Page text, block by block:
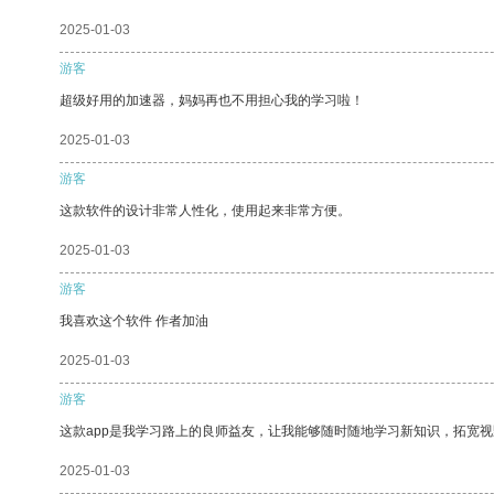
2025-01-03
游客
超级好用的加速器，妈妈再也不用担心我的学习啦！
2025-01-03
游客
这款软件的设计非常人性化，使用起来非常方便。
2025-01-03
游客
我喜欢这个软件 作者加油
2025-01-03
游客
这款app是我学习路上的良师益友，让我能够随时随地学习新知识，拓宽
2025-01-03